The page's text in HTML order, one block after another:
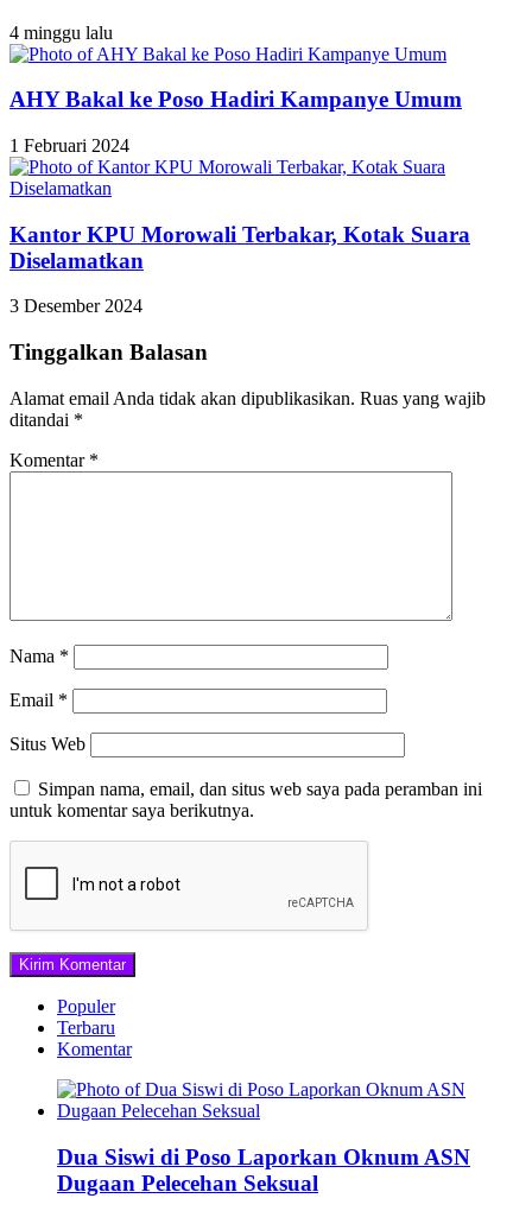
4 minggu lalu
AHY Bakal ke Poso Hadiri Kampanye Umum
1 Februari 2024
Kantor KPU Morowali Terbakar, Kotak Suara
Diselamatkan
3 Desember 2024
Tinggalkan Balasan
Alamat email Anda tidak akan dipublikasikan. Ruas yang wajib
ditandai *
Komentar *
Nama *
Email *
Situs Web
Simpan nama, email, dan situs web saya pada peramban ini
untuk komentar saya berikutnya.
Populer
Terbaru
Komentar
Dua Siswi di Poso Laporkan Oknum ASN
Dugaan Pelecehan Seksual